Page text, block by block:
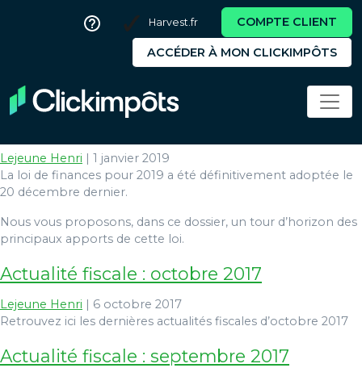
Harvest.fr COMPTE CLIENT
ACCÉDER À MON CLICKIMPÔTS
projet de loi de finances
Lejeune Henri
1 janvier 2019
La loi de finances pour 2019 a été définitivement adoptée le
20 décembre dernier.
Nous vous proposons, dans ce dossier, un tour d’horizon des
principaux apports de cette loi.
Actualité fiscale : octobre 2017
Lejeune Henri
6 octobre 2017
Retrouvez ici les dernières actualités fiscales d’octobre 2017
Actualité fiscale : septembre 2017